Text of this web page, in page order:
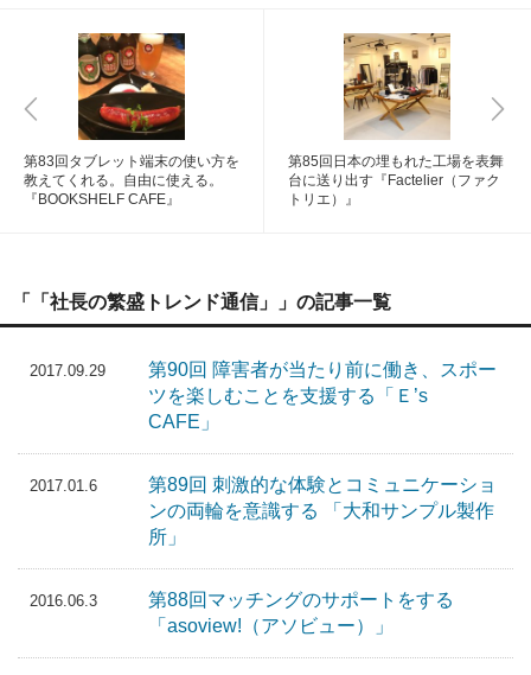
第83回タブレット端末の使い方を
教えてくれる。自由に使える。
『BOOKSHELF CAFE』
第85回日本の埋もれた工場を表舞
台に送り出す『Factelier（ファク
トリエ）』
「「社長の繁盛トレンド通信」」の記事一覧
2017.09.29
第90回 障害者が当たり前に働き、スポー
ツを楽しむことを支援する「Ｅ’s
CAFE」
2017.01.6
第89回 刺激的な体験とコミュニケーショ
ンの両輪を意識する 「大和サンプル製作
所」
2016.06.3
第88回マッチングのサポートをする
「asoview!（アソビュー）」